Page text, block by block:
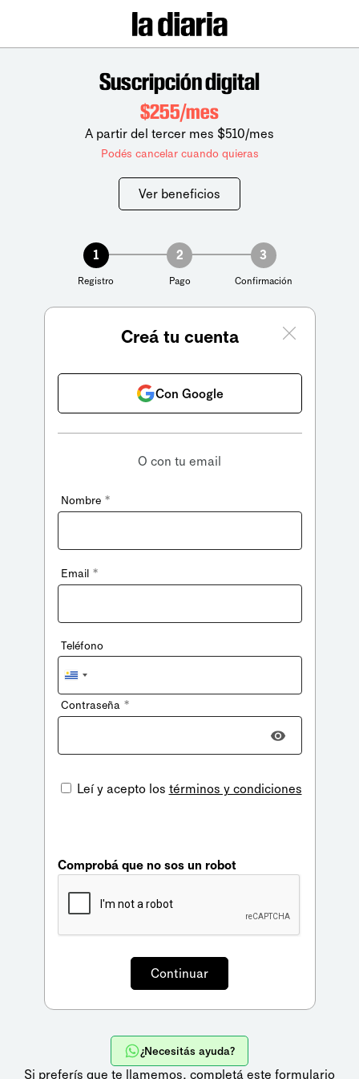
Suscripción digital
$255/mes
A partir del tercer mes $510/mes
Podés cancelar cuando quieras
Ver beneficios
1
Registro
2
Pago
3
Confirmación
Creá tu cuenta
Con Google
O con tu email
Nombre *
Email *
Teléfono
Uruguay
+598
Contraseña *
Leí y acepto los términos y condiciones
Comprobá que no sos un robot
¿Necesitás ayuda?
Si preferís que te llamemos, completá este formulario